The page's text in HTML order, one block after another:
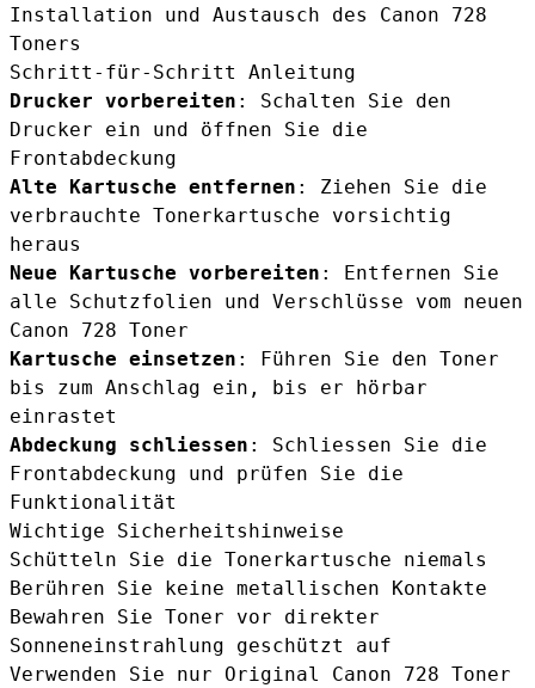
Installation und Austausch des Canon 728
Toners
Schritt-für-Schritt Anleitung
Drucker vorbereiten : Schalten Sie den
Drucker ein und öffnen Sie die
Frontabdeckung
Alte Kartusche entfernen : Ziehen Sie die
verbrauchte Tonerkartusche vorsichtig
heraus
Neue Kartusche vorbereiten : Entfernen Sie
alle Schutzfolien und Verschlüsse vom neuen
Canon 728 Toner
Kartusche einsetzen : Führen Sie den Toner
bis zum Anschlag ein, bis er hörbar
einrastet
Abdeckung schliessen : Schliessen Sie die
Frontabdeckung und prüfen Sie die
Funktionalität
Wichtige Sicherheitshinweise
Schütteln Sie die Tonerkartusche niemals
Berühren Sie keine metallischen Kontakte
Bewahren Sie Toner vor direkter
Sonneneinstrahlung geschützt auf
Verwenden Sie nur Original Canon 728 Toner